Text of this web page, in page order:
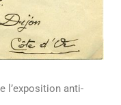
l’exposition anti-